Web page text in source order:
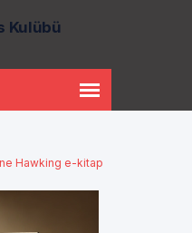
Kulübü
Hawking e-kitap